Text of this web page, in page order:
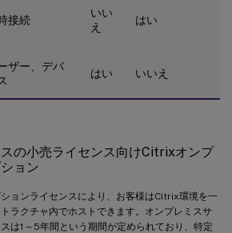
接続
いい
え
はい
ザー、デバ
はい いいえ
の小売ライセンス向けCitrixオンプ
ョン
ョンライセンスにより、お客様はCitrix環境を一
ラクチャ内でホストできます。オンプレミスサ
は1～5年間という期間が定められており、特定